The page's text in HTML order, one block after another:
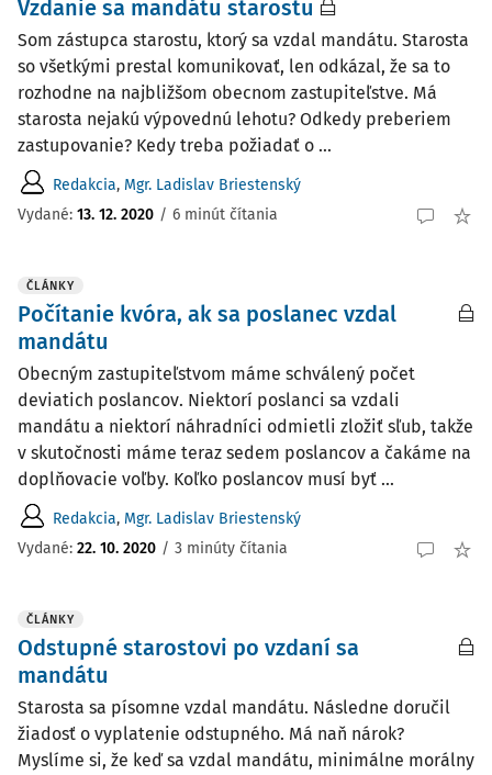
Vzdanie sa mandátu starostu
Som zástupca starostu, ktorý sa vzdal mandátu. Starosta
so všetkými prestal komunikovať, len odkázal, že sa to
rozhodne na najbližšom obecnom zastupiteľstve. Má
starosta nejakú výpovednú lehotu? Odkedy preberiem
zastupovanie? Kedy treba požiadať o ...
Redakcia, Mgr. Ladislav Briestenský
Vydané: 13. 12. 2020 / 6 minút čítania
ČLÁNKY
Počítanie kvóra, ak sa poslanec vzdal
mandátu
Obecným zastupiteľstvom máme schválený počet
deviatich poslancov. Niektorí poslanci sa vzdali
mandátu a niektorí náhradníci odmietli zložiť sľub, takže
v skutočnosti máme teraz sedem poslancov a čakáme na
doplňovacie voľby. Koľko poslancov musí byť ...
Redakcia, Mgr. Ladislav Briestenský
Vydané: 22. 10. 2020 / 3 minúty čítania
ČLÁNKY
Odstupné starostovi po vzdaní sa
mandátu
Starosta sa písomne vzdal mandátu. Následne doručil
žiadosť o vyplatenie odstupného. Má naň nárok?
Myslíme si, že keď sa vzdal mandátu, minimálne morálny